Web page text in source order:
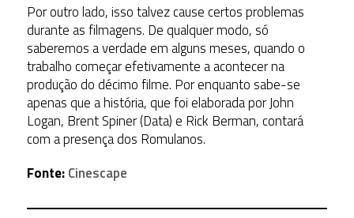
Por outro lado, isso talvez cause certos problemas
durante as filmagens. De qualquer modo, só
saberemos a verdade em alguns meses, quando o
trabalho começar efetivamente a acontecer na
produção do décimo filme. Por enquanto sabe-se
apenas que a história, que foi elaborada por John
Logan, Brent Spiner (Data) e Rick Berman, contará
com a presença dos Romulanos.
Fonte:Cinescape